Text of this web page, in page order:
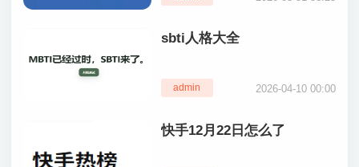
sbti人格大全
admin 2026-04-10 00:00
快手12月22日怎么了